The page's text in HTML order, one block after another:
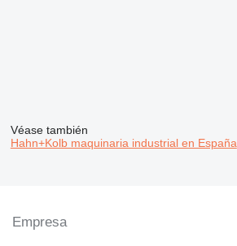
Véase también
Hahn+Kolb maquinaria industrial en España
Empresa